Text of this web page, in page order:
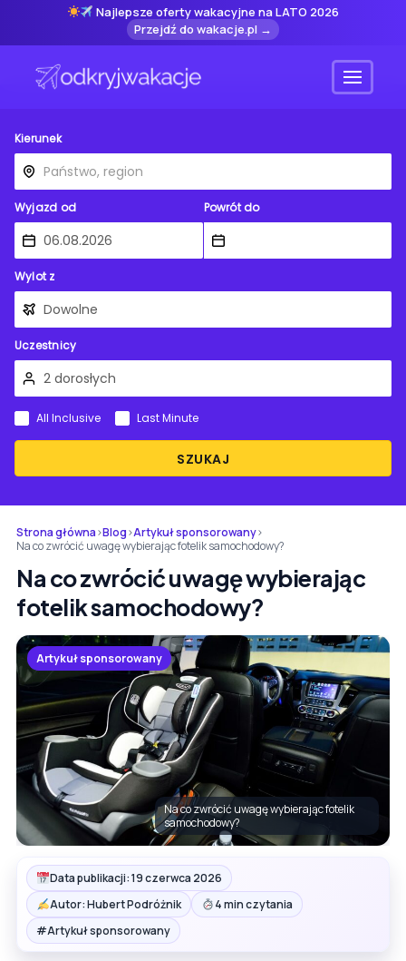
Najlepsze oferty wakacyjne na LATO 2026
Przejdź do wakacje.pl →
Menu
Kierunek
Wyjazd od Powrót do
Wylot z
Uczestnicy
SZUKAJ
All Inclusive Last Minute
Strona główna›Blog›Artykuł sponsorowany›
Na co zwrócić uwagę wybierając fotelik samochodowy?
Na co zwrócić uwagę wybierając
fotelik samochodowy?
Artykuł sponsorowany
Na co zwrócić uwagę wybierając fotelik
samochodowy?
Data publikacji: 19 czerwca 2026
Autor: Hubert Podróżnik
4 min czytania
#Artykuł sponsorowany